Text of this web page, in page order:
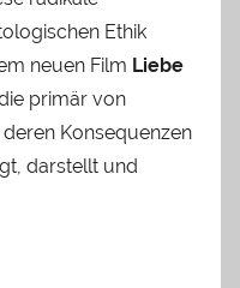
Ethik
neuen Film Liebe
primär von
Konsequenzen
darstellt und